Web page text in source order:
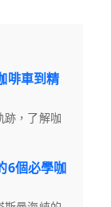
啡車到精
跡，了解咖
6個必學咖